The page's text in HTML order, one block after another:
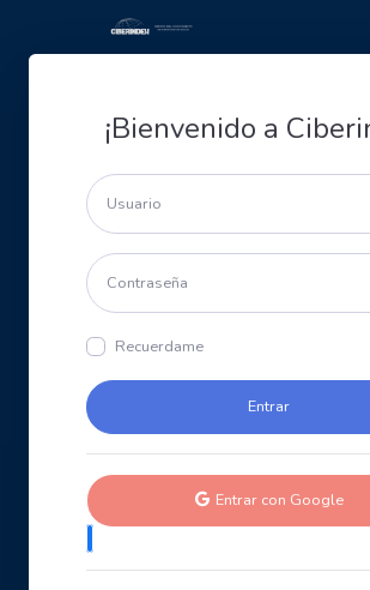
¡Bienvenido a
Recuerdame
Entrar con Google